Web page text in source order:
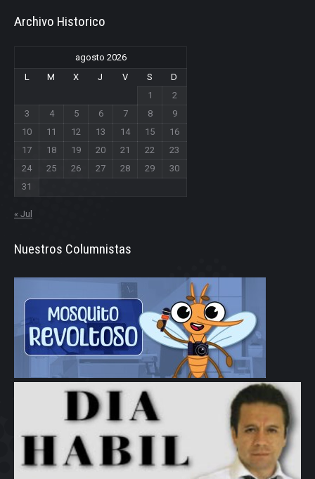
Archivo Historico
agosto 2026
L
M X J V S
D
1
2
3
4 5 6 7 8
9
10
11 12 13 14 15
16
17
18 19 20 21 22
23
24
25 26 27 28 29
30
31
« Jul
Nuestros Columnistas